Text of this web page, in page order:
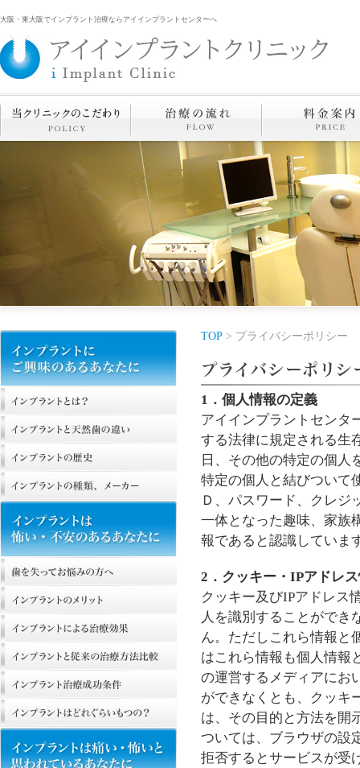
大阪・東大阪でインプラント治療ならアイインプラントセンターへ
TOP > プライバシーポリシー
1．個人情報の定義
アイインプラントセンタ
する法律に規定される生
日、その他の特定の個人
特定の個人と結びついて
Ｄ、パスワード、クレジ
一体となった趣味、家族
報であると認識していま
2．クッキー・IPアドレ
クッキー及びIPアドレス
人を識別することができ
ん。ただしこれら情報と
はこれら情報も個人情報
の運営するメディアにお
ができなくとも、クッキ
は、その目的と方法を開
ついては、ブラウザの設
拒否するとサービスが受